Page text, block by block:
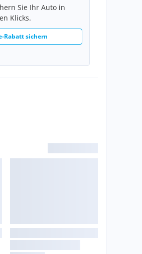
Sie Ihr Auto in
Klicks.
Rabatt sichern